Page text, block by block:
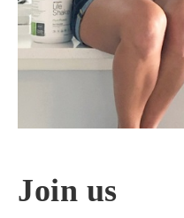
Join us